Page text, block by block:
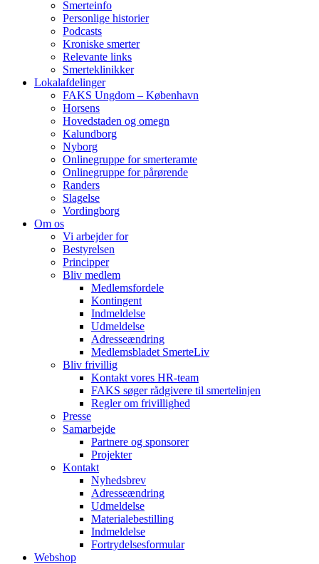
Smerteinfo
Personlige historier
Podcasts
Kroniske smerter
Relevante links
Smerteklinikker
Lokalafdelinger
FAKS Ungdom – København
Horsens
Hovedstaden og omegn
Kalundborg
Nyborg
Onlinegruppe for smerteramte
Onlinegruppe for pårørende
Randers
Slagelse
Vordingborg
Om os
Vi arbejder for
Bestyrelsen
Principper
Bliv medlem
Medlemsfordele
Kontingent
Indmeldelse
Udmeldelse
Adresseændring
Medlemsbladet SmerteLiv
Bliv frivillig
Kontakt vores HR-team
FAKS søger rådgivere til smertelinjen
Regler om frivillighed
Presse
Samarbejde
Partnere og sponsorer
Projekter
Kontakt
Nyhedsbrev
Adresseændring
Udmeldelse
Materialebestilling
Indmeldelse
Fortrydelsesformular
Webshop